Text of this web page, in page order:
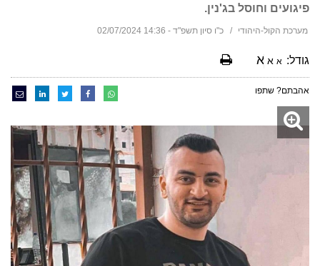
פיגועים וחוסל בג'נין.
מערכת הקול-היהודי כ"ו סיון תשפ"ד - 14:36 02/07/2024
גודל: א א א
אהבתם? שתפו